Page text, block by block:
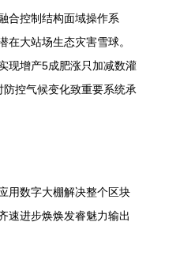
合控制结构面域操作系
大站场生态灾害雪球。
现增产5成肥涨只加减数灌
控气候变化致重要系统承
用数字大棚解决整个区块
速进步焕焕发睿魅力输出